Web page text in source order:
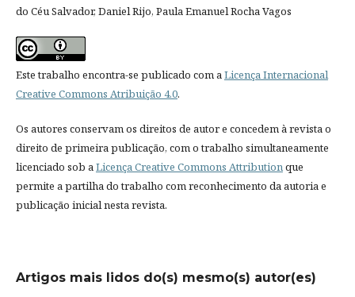
do Céu Salvador, Daniel Rijo, Paula Emanuel Rocha Vagos
Este trabalho encontra-se publicado com aLicença Internacional
Creative Commons Atribuição 4.0.
Os autores conservam os direitos de autor e concedem à revista o
direito de primeira publicação, com o trabalho simultaneamente
licenciado sob aLicença Creative Commons Attributionque
permite a partilha do trabalho com reconhecimento da autoria e
publicação inicial nesta revista.
Artigos mais lidos do(s) mesmo(s) autor(es)